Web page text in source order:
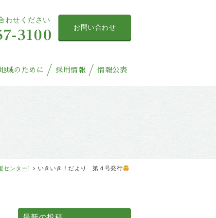
わせください
お問い合わせ
地域のために 採用情報 情報公表
センター] いきいき！だより 第４号発行